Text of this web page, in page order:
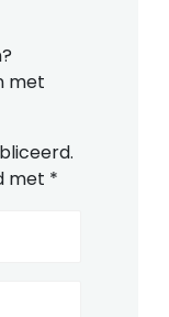
met
met *